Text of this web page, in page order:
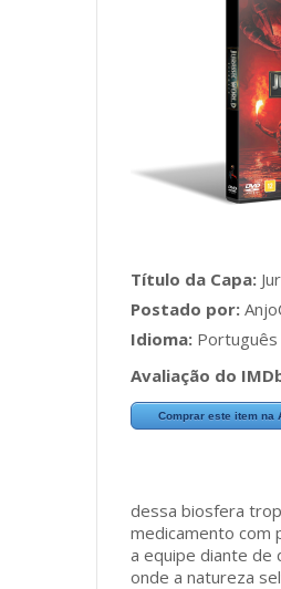
Título da Capa:
Postado por:
Idioma: Português
Avaliação do
Comprar este item na
dessa biosfera
medicamento com
a equipe diante de
onde a natureza